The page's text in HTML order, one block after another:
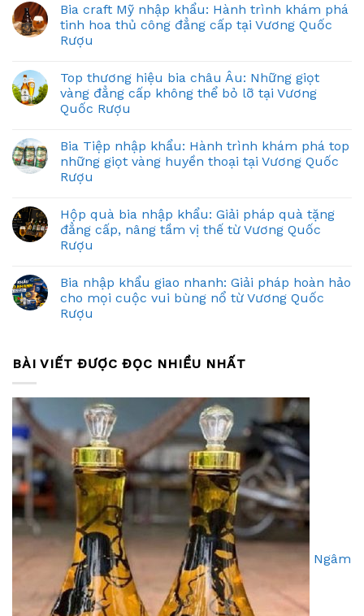
Bia craft Mỹ nhập khẩu: Hành trình khám phá
tinh hoa thủ công đẳng cấp tại Vương Quốc
Rượu
Top thương hiệu bia châu Âu: Những giọt
vàng đẳng cấp không thể bỏ lỡ tại Vương
Quốc Rượu
Bia Tiệp nhập khẩu: Hành trình khám phá top
những giọt vàng huyền thoại tại Vương Quốc
Rượu
Hộp quà bia nhập khẩu: Giải pháp quà tặng
đẳng cấp, nâng tầm vị thế từ Vương Quốc
Rượu
Bia nhập khẩu giao nhanh: Giải pháp hoàn hảo
cho mọi cuộc vui bùng nổ từ Vương Quốc
Rượu
BÀI VIẾT ĐƯỢC ĐỌC NHIỀU NHẤT
Ngâm